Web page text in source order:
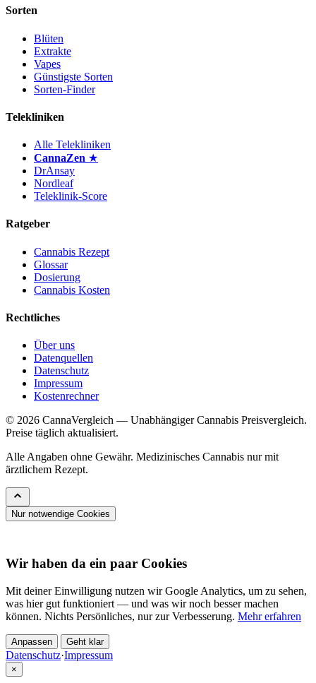
Sorten
Blüten
Extrakte
Vapes
Günstigste Sorten
Sorten-Finder
Telekliniken
Alle Telekliniken
CannaZen ★
DrAnsay
Nordleaf
Teleklinik-Score
Ratgeber
Cannabis Rezept
Glossar
Dosierung
Cannabis Kosten
Rechtliches
Über uns
Datenquellen
Datenschutz
Impressum
Kostenrechner
© 2026 CannaVergleich — Unabhängiger Cannabis Preisvergleich.
Preise täglich aktualisiert.
Alle Angaben ohne Gewähr. Medizinisches Cannabis nur mit
ärztlichem Rezept.
Nur notwendige Cookies
Wir haben da ein paar Cookies
Mit deiner Einwilligung nutzen wir Google Analytics, um zu sehen,
was hier gut funktioniert — und was wir noch besser machen
können. Nichts Persönliches, nur zur Verbesserung. Mehr erfahren
Anpassen Geht klar
Datenschutz·Impressum
×